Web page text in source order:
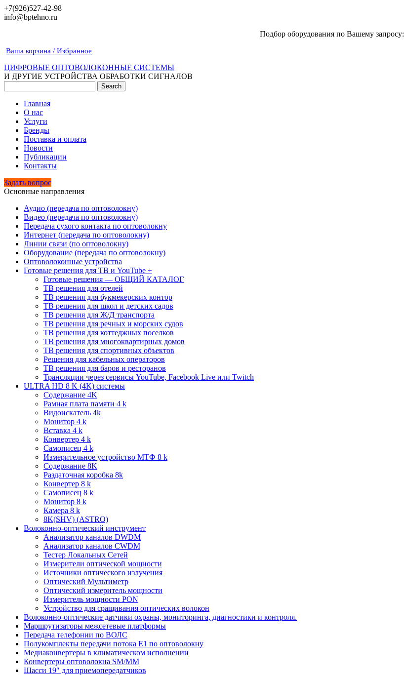
+7(926)527-42-98
info@bptehno.ru
Подбор оборудования по Вашему запросу:
Ваша корзина / Избранное
ЦИФРОВЫЕ ОПТОВОЛОКОННЫЕ СИСТЕМЫ
И ДРУГИЕ УСТРОЙСТВА ОБРАБОТКИ СИГНАЛОВ
Главная
О нас
Услуги
Бренды
Поставка и оплата
Новости
Публикации
Контакты
Задать вопрос
Основные направления
Аудио (передача по оптоволокну)
Видео (передача по оптоволокну)
Передача сухого контакта по оптоволокну
Интернет (передача по оптоволокну)
Линии связи (по оптоволокну)
Оборудование (передача по оптоволокну)
Оптоволоконные устройства
Готовые решения для ТВ и YouTube +
Готовые решения — ОБЩИЙ КАТАЛОГ
ТВ решения для отелей
ТВ решения для букмекерских контор
ТВ решения для школ и детских садов
ТВ решения для Ж/Д транспорта
ТВ решения для речных и морских судов
ТВ решения для коттеджных поселков
ТВ решения для многоквартирных домов
ТВ решения для спортивных объектов
Решения для кабельных операторов
ТВ решения для баров и ресторанов
Трансляции через сервисы YouTube, Facebook Live или Twitch
ULTRA HD 8 K (4K) системы
Содержание 4K
Рамная плата памяти 4 k
Видоискатель 4k
Монитор 4 k
Вставка 4 k
Конвертер 4 k
Самописец 4 k
Измерительное устройство МТФ 8 k
Содержание 8K
Раздаточная коробка 8k
Конвертер 8 k
Самописец 8 k
Монитор 8 k
Камера 8 k
8K(SHV) (ASTRO)
Волоконно-оптический инструмент
Анализатор каналов DWDM
Анализатор каналов CWDM
Тестер Локальных Сетей
Измерители оптической мощности
Источники оптического излучения
Оптический Мультиметр
Оптический измеритель мощности
Измеритель мощности PON
Устройство для сращивания оптических волокон
Волоконно-оптические датчики охраны, мониторинга, диагностики и контроля.
Маршрутизаторы межсетевые платформы
Передача телефонии по ВОЛС
Полукомплекты передачи потока E1 по оптоволокну
Медиаконвертеры в климатическом исполнении
Конвертеры оптоволокна SM/MM
Шасси 19″ для приемопередатчиков